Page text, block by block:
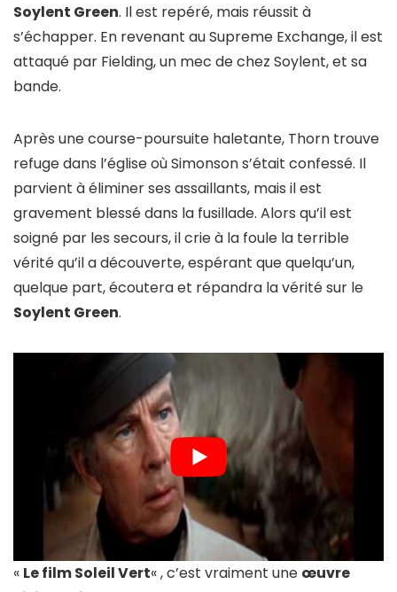
Soylent Green. Il est repéré, mais réussit à
s’échapper. En revenant au Supreme Exchange, il est
attaqué par Fielding, un mec de chez Soylent, et sa
bande.
Après une course-poursuite haletante, Thorn trouve
refuge dans l’église où Simonson s’était confessé. Il
parvient à éliminer ses assaillants, mais il est
gravement blessé dans la fusillade. Alors qu’il est
soigné par les secours, il crie à la foule la terrible
vérité qu’il a découverte, espérant que quelqu’un,
quelque part, écoutera et répandra la vérité sur le
Soylent Green.
« Le film Soleil Vert« , c’est vraiment une œuvre